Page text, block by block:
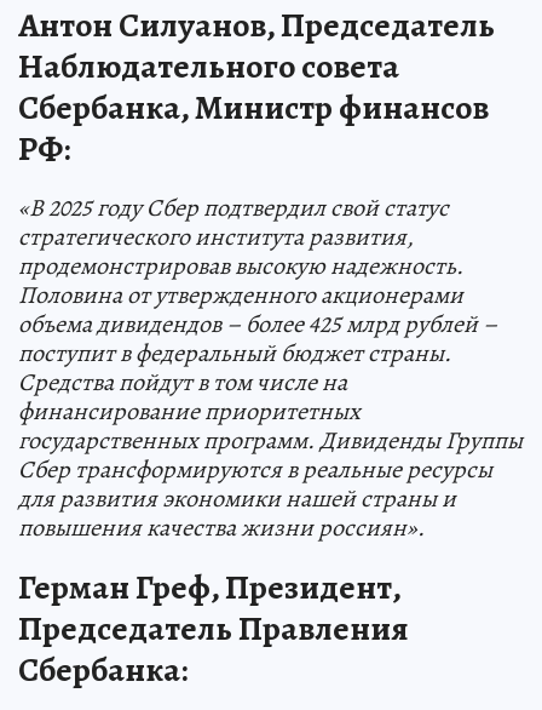
Антон Силуанов, Председатель
Наблюдательного совета
Сбербанка, Министр финансов
РФ:
«В 2025 году Сбер подтвердил свой статус
стратегического института развития,
продемонстрировав высокую надежность.
Половина от утвержденного акционерами
объема дивидендов – более 425 млрд рублей –
поступит в федеральный бюджет страны.
Средства пойдут в том числе на
финансирование приоритетных
государственных программ. Дивиденды Группы
Сбер трансформируются в реальные ресурсы
для развития экономики нашей страны и
повышения качества жизни россиян».
Герман Греф, Президент,
Председатель Правления
Сбербанка: